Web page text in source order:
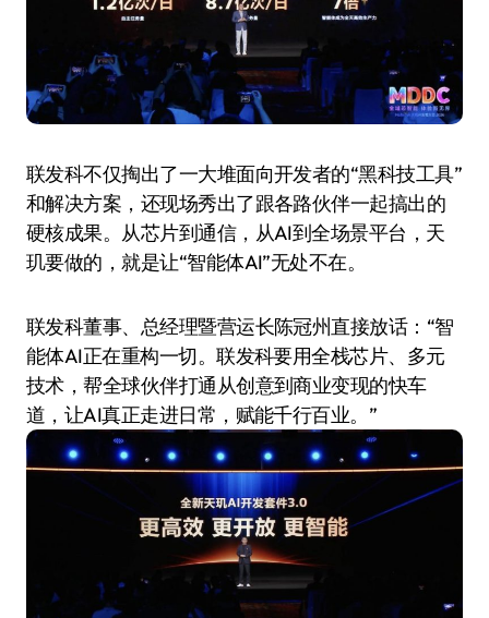
联发科不仅掏出了一大堆面向开发者的“黑科技工具”
和解决方案，还现场秀出了跟各路伙伴一起搞出的
硬核成果。从芯片到通信，从AI到全场景平台，天
玑要做的，就是让“智能体AI”无处不在。
联发科董事、总经理暨营运长陈冠州直接放话：“智
能体AI正在重构一切。联发科要用全栈芯片、多元
技术，帮全球伙伴打通从创意到商业变现的快车
道，让AI真正走进日常，赋能千行百业。”